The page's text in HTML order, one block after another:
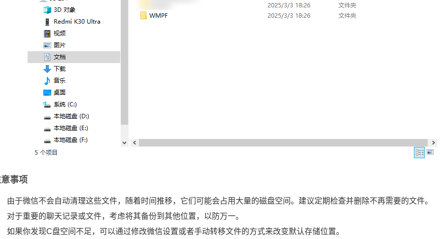
事项
由于微信不会自动清理这些文件，随着时间推移，它们可能会占用大量的磁盘空间。建议定期检查并删除不再需要的文件。
对于重要的聊天记录或文件，考虑将其备份到其他位置，以防万一。
如果你发现C盘空间不足，可以通过修改微信设置或者手动转移文件的方式来改变默认存储位置。